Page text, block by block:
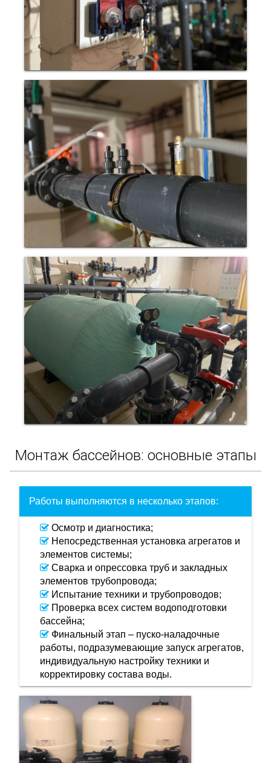
Монтаж бассейнов: основные этапы
Работы выполняются в несколько этапов:
Осмотр и диагностика;
Непосредственная установка агрегатов и
элементов системы;
Сварка и опрессовка труб и закладных
элементов трубопровода;
Испытание техники и трубопроводов;
Проверка всех систем водоподготовки
бассейна;
Финальный этап – пуско-наладочные
работы, подразумевающие запуск агрегатов,
индивидуальную настройку техники и
корректировку состава воды.